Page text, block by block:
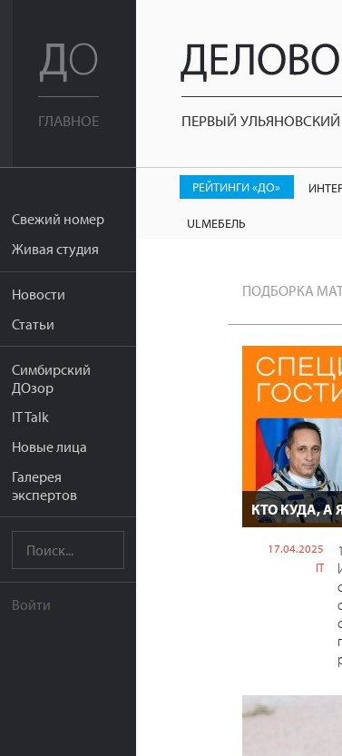
ГЛАВНОЕ
Свежий номер
Живая студия
Новости
Статьи
Симбирский
ДОзор
IT Talk
Новые лица
Галерея
экспертов
Войти
ПЕРВЫЙ
РЕЙТИНГИ «ДО»
ULМЕБЕЛЬ
ПОДБОРКА
КТО КУДА, А
17.04.2025
IT